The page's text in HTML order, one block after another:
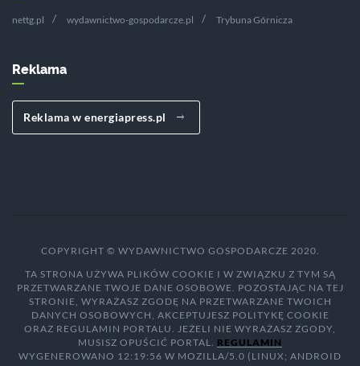
nettg.pl wydawnictwo-gospodarcze.pl Trybuna Górnicza
Reklama
Reklama w energiapress.pl
COPYRIGHT © WYDAWNICTWO GOSPODARCZE 2020.
TA STRONA UŻYWA PLIKÓW COOKIE I W ZWIĄZKU Z TYM SĄ
PRZETWARZANE TWOJE DANE OSOBOWE. POZOSTAJĄC NA TEJ
STRONIE, WYRAŻASZ ZGODĘ NA PRZETWARZANE TWOICH
DANYCH OSOBOWYCH, AKCEPTUJESZ POLITYKĘ COOKIE
ORAZ REGULAMIN PORTALU. JEŻELI NIE WYRAŻASZ ZGODY,
MUSISZ OPUŚCIĆ PORTAL. REGULAMIN
WYGENEROWANO 12:19:56 W MOZILLA/5.0 (LINUX; ANDROID